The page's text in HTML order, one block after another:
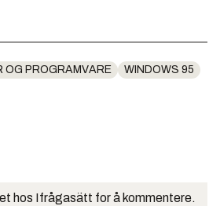
OG PROGRAMVARE WINDOWS 95
hos Ifrågasätt for å kommentere.